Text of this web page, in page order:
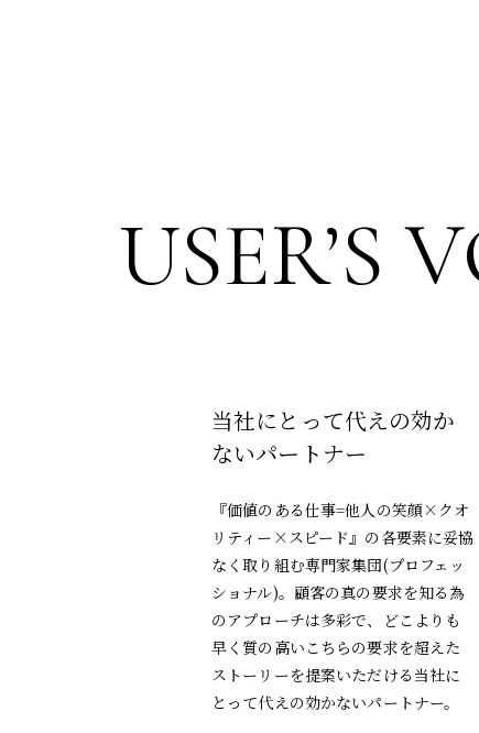
USER’S
当社にとって代えの効か
ないパートナー
『価値のある仕事=他人の笑顔×クオ
リティー×スピード』の各要素に妥協
なく取り組む専門家集団(プロフェッ
ショナル)。顧客の真の要求を知る為
のアプローチは多彩で、どこよりも
早く質の高いこちらの要求を超えた
ストーリーを提案いただける当社に
とって代えの効かないパートナー。